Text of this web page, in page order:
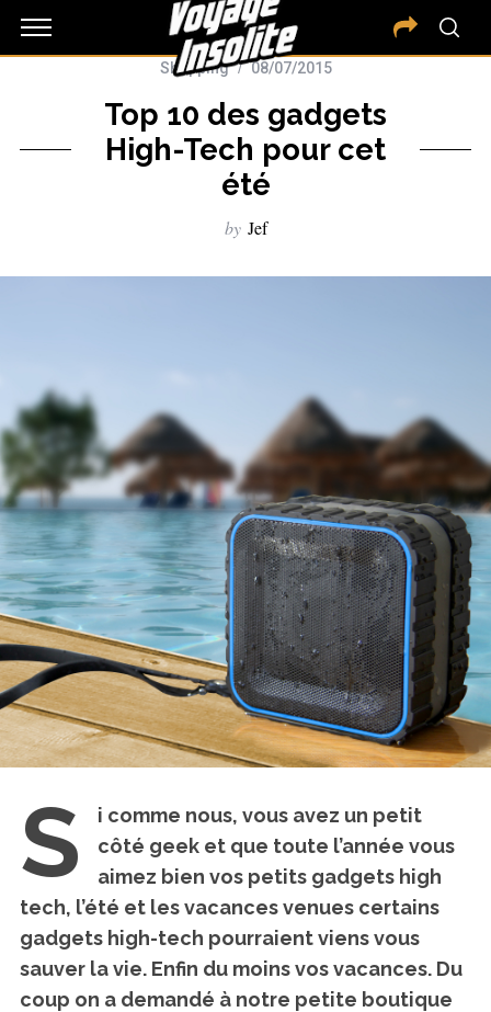
Shopping 08/07/2015
Top 10 des gadgets
High-Tech pour cet
été
by Jef
S
i comme nous, vous avez un petit
côté geek et que toute l’année vous
aimez bien vos petits gadgets high
tech, l’été et les vacances venues certains
gadgets high-tech pourraient viens vous
sauver la vie. Enfin du moins vos vacances. Du
coup on a demandé à notre petite boutique